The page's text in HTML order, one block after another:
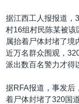
重要讲话与声明
台海两岸关系
南中国海争端
关注新疆
其他语言网站
据江西工人报报道，
村16组村民陈某被该
属抬着尸体封堵了境
近万名群众围观，
派出数百名警力才得
据RFA报道，事发后
着尸体封堵了320国